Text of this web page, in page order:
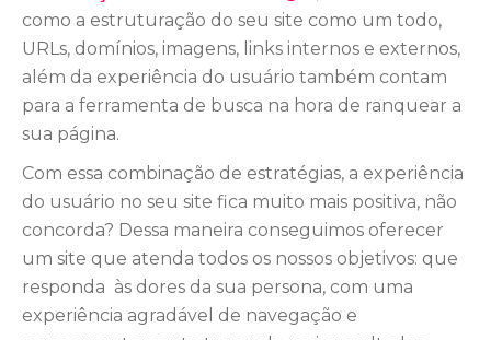
como a estruturação do seu site como um todo,
URLs, domínios, imagens, links internos e externos,
além da experiência do usuário também contam
para a ferramenta de busca na hora de ranquear a
sua página.
Com essa combinação de estratégias, a experiência
do usuário no seu site fica muito mais positiva, não
concorda? Dessa maneira conseguimos oferecer
um site que atenda todos os nossos objetivos: que
responda às dores da sua persona, com uma
experiência agradável de navegação e